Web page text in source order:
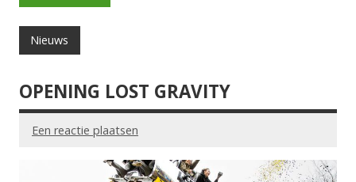
Nieuws
OPENING LOST GRAVITY
Een reactie plaatsen